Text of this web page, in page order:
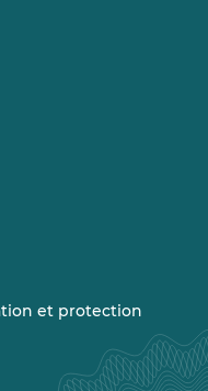
et protection